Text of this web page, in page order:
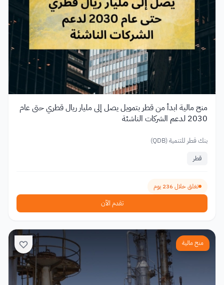
منح مالية ابدأ من قطر بتمويل يصل إلى مليار ريال قطري حتى عام
2030 لدعم الشركات الناشئة
بنك قطر للتنمية (QDB)
قطر
تغلق خلال 236 يوم
تقدم الآن
منح مالية